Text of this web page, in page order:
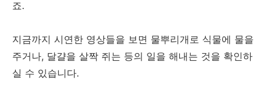
죠.
지금까지 시연한 영상들을 보면 물뿌리개로 식물에 물을
주거나, 달걀을 살짝 쥐는 등의 일을 해내는 것을 확인하
실 수 있습니다.